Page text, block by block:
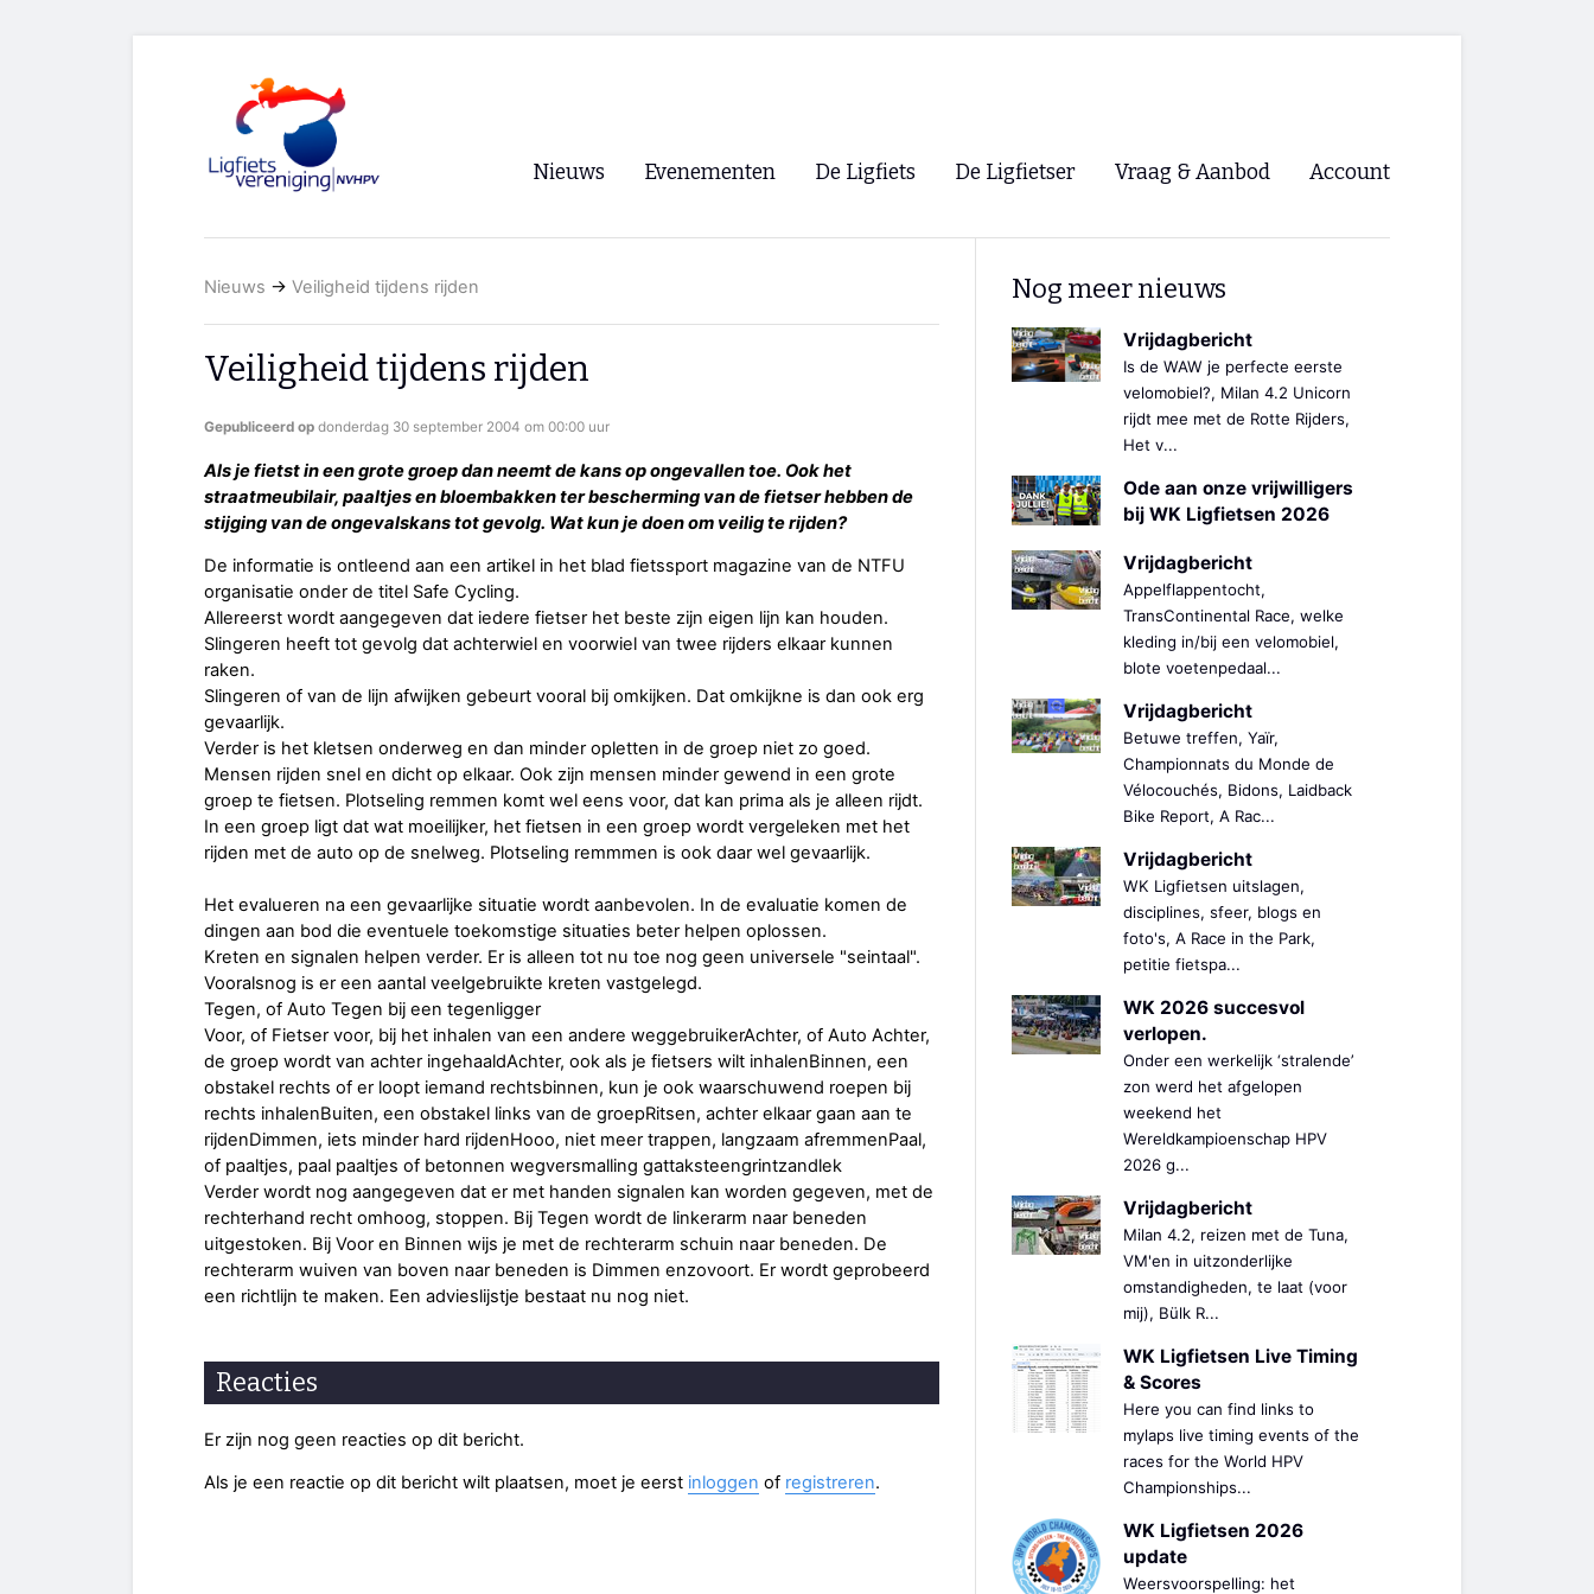
Nieuws Evenementen
WK Ligfietsen 2026
Oliebollentocht
De Ligfiets De Ligfietser
Ligfietsvereninging NVHPV
Lokale Fietsverenigingen
Forum ligfietsers.nl 🡺
Vraag & Aanbod Account
Nieuws → Veiligheid tijdens rijden
Veiligheid tijdens rijden
Gepubliceerd op donderdag 30 september 2004 om 00:00 uur
Als je fietst in een grote groep dan neemt de kans op ongevallen toe. Ook het
straatmeubilair, paaltjes en bloembakken ter bescherming van de fietser hebben de
stijging van de ongevalskans tot gevolg. Wat kun je doen om veilig te rijden?
De informatie is ontleend aan een artikel in het blad fietssport magazine van de NTFU
organisatie onder de titel Safe Cycling.
Allereerst wordt aangegeven dat iedere fietser het beste zijn eigen lijn kan houden.
Slingeren heeft tot gevolg dat achterwiel en voorwiel van twee rijders elkaar kunnen
raken.
Slingeren of van de lijn afwijken gebeurt vooral bij omkijken. Dat omkijkne is dan ook erg
gevaarlijk.
Verder is het kletsen onderweg en dan minder opletten in de groep niet zo goed.
Mensen rijden snel en dicht op elkaar. Ook zijn mensen minder gewend in een grote
groep te fietsen. Plotseling remmen komt wel eens voor, dat kan prima als je alleen rijdt.
In een groep ligt dat wat moeilijker, het fietsen in een groep wordt vergeleken met het
rijden met de auto op de snelweg. Plotseling remmmen is ook daar wel gevaarlijk.
Het evalueren na een gevaarlijke situatie wordt aanbevolen. In de evaluatie komen de
dingen aan bod die eventuele toekomstige situaties beter helpen oplossen.
Kreten en signalen helpen verder. Er is alleen tot nu toe nog geen universele "seintaal".
Vooralsnog is er een aantal veelgebruikte kreten vastgelegd.
Tegen, of Auto Tegen bij een tegenligger
Voor, of Fietser voor, bij het inhalen van een andere weggebruikerAchter, of Auto Achter,
de groep wordt van achter ingehaaldAchter, ook als je fietsers wilt inhalenBinnen, een
obstakel rechts of er loopt iemand rechtsbinnen, kun je ook waarschuwend roepen bij
rechts inhalenBuiten, een obstakel links van de groepRitsen, achter elkaar gaan aan te
rijdenDimmen, iets minder hard rijdenHooo, niet meer trappen, langzaam afremmenPaal,
of paaltjes, paal paaltjes of betonnen wegversmalling gattaksteengrintzandlek
Verder wordt nog aangegeven dat er met handen signalen kan worden gegeven, met de
rechterhand recht omhoog, stoppen. Bij Tegen wordt de linkerarm naar beneden
uitgestoken. Bij Voor en Binnen wijs je met de rechterarm schuin naar beneden. De
rechterarm wuiven van boven naar beneden is Dimmen enzovoort. Er wordt geprobeerd
een richtlijn te maken. Een advieslijstje bestaat nu nog niet.
Reacties
Er zijn nog geen reacties op dit bericht.
Als je een reactie op dit bericht wilt plaatsen, moet je eerst inloggen of registreren.
Nog meer nieuws
Vrijdagbericht
Is de WAW je perfecte eerste
velomobiel?, Milan 4.2 Unicorn
rijdt mee met de Rotte Rijders,
Het v...
Ode aan onze vrijwilligers
bij WK Ligfietsen 2026
Vrijdagbericht
Appelflappentocht,
TransContinental Race, welke
kleding in/bij een velomobiel,
blote voetenpedaal...
Vrijdagbericht
Betuwe treffen, Yaïr,
Championnats du Monde de
Vélocouchés, Bidons, Laidback
Bike Report, A Rac...
Vrijdagbericht
WK Ligfietsen uitslagen,
disciplines, sfeer, blogs en
foto's, A Race in the Park,
petitie fietspa...
WK 2026 succesvol
verlopen.
Onder een werkelijk ‘stralende’
zon werd het afgelopen
weekend het
Wereldkampioenschap HPV
2026 g...
Vrijdagbericht
Milan 4.2, reizen met de Tuna,
VM'en in uitzonderlijke
omstandigheden, te laat (voor
mij), Bülk R...
WK Ligfietsen Live Timing
& Scores
Here you can find links to
mylaps live timing events of the
races for the World HPV
Championships...
WK Ligfietsen 2026
update
Weersvoorspelling: het